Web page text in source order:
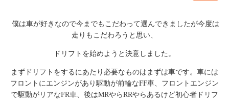
僕は車が好きなので今までもこだわって選んできましたが今度は
走りもこだわろうと思い、
ドリフトを始めようと決意しました。
まずドリフトをするにあたり必要なものはまずは車です。車には
フロントにエンジンがあり駆動が前輪なFF車、フロントエンジン
で駆動がリアなFR車、後はMRやらRRやらあるけど初心者ドリフ